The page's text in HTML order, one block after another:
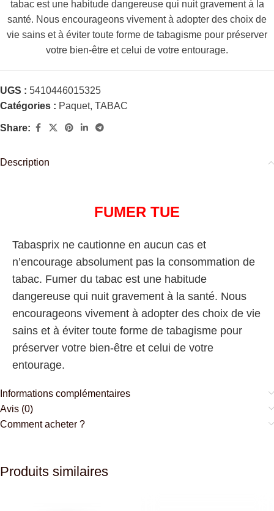
tabac est une habitude dangereuse qui nuit gravement à la
santé. Nous encourageons vivement à adopter des choix de
vie sains et à éviter toute forme de tabagisme pour préserver
votre bien-être et celui de votre entourage.
UGS : 5410446015325
Catégories : Paquet, TABAC
Share:
Description
FUMER TUE
Tabasprix ne cautionne en aucun cas et
n’encourage absolument pas la consommation de
tabac. Fumer du tabac est une habitude
dangereuse qui nuit gravement à la santé. Nous
encourageons vivement à adopter des choix de vie
sains et à éviter toute forme de tabagisme pour
préserver votre bien-être et celui de votre
entourage.
Informations complémentaires
Avis (0)
Comment acheter ?
Produits similaires